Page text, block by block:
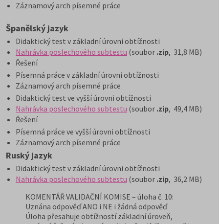
Záznamový arch písemné práce
Španělský jazyk
Didaktický test v základní úrovni obtížnosti
Nahrávka poslechového subtestu (soubor .zip, 31,8 MB)
Řešení
Písemná práce v základní úrovni obtížnosti
Záznamový arch písemné práce
Didaktický test ve vyšší úrovni obtížnosti
Nahrávka poslechového subtestu (soubor .zip, 49,4 MB)
Řešení
Písemná práce ve vyšší úrovni obtížnosti
Záznamový arch písemné práce
Ruský jazyk
Didaktický test v základní úrovni obtížnosti
Nahrávka poslechového subtestu (soubor .zip, 36,2 MB)
KOMENTÁŘ VALIDAČNÍ KOMISE – úloha č. 10:
Uznána odpověď ANO i NE i žádná odpověď
Úloha přesahuje obtížností základní úroveň,